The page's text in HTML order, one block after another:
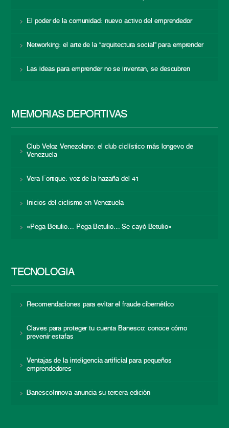
El poder de la comunidad: nuevo activo del emprendedor
Networking: el arte de la “arquitectura social” para emprender
Las ideas para emprender no se inventan, se descubren
MEMORIAS DEPORTIVAS
Club Veloz Venezolano: el club ciclístico más longevo de
Venezuela
Vera Fortique: voz de la hazaña del 41
Inicios del ciclismo en Venezuela
«Pega Betulio… Pega Betulio… Se cayó Betulio»
TECNOLOGÍA
Recomendaciones para evitar el fraude cibernético
Claves para proteger tu cuenta Banesco: conoce cómo
prevenir estafas
Ventajas de la inteligencia artificial para pequeños
emprendedores
BanescoInnova anuncia su tercera edición